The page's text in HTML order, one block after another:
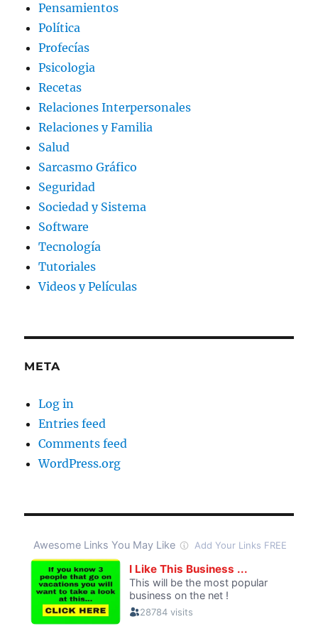
Pensamientos
Política
Profecías
Psicologia
Recetas
Relaciones Interpersonales
Relaciones y Familia
Salud
Sarcasmo Gráfico
Seguridad
Sociedad y Sistema
Software
Tecnología
Tutoriales
Videos y Películas
META
Log in
Entries feed
Comments feed
WordPress.org